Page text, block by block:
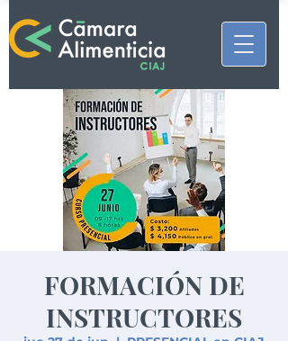
FORMACIÓN DE
INSTRUCTORES